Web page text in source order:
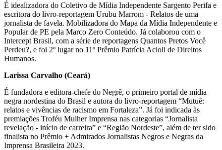
É idealizadora do Coletivo de Mídia Independente Sargento Perifa e
escritora do livro-reportagem Urubu Marrom - Relatos de uma
jornalista de favela. Mobilizadora do Mapa da Mídia Independente e
Popular de PE pela Marco Zero Conteúdo. Já colaborou com o
Intercept Brasil, com a série de reportagens Quantos Pretos Você
Perdeu?, e foi 2º lugar no 11º Prêmio Patrícia Acioli de Direitos
Humanos.
Larissa Carvalho (Ceará)
É fundadora e editora-chefe do Negrê, o primeiro portal de mídia
negra nordestina do Brasil e autora do livro-reportagem “Mutuê:
relatos e vivências de racismo em Fortaleza”. Já foi indicada às
premiações Troféu Mulher Imprensa nas categorias “Jornalista
revelação - início de carreira” e “Região Nordeste”, além de ter sido
finalista no Prêmio + Admirados Jornalistas Negros e Negras da
Imprensa Brasileira 2023.